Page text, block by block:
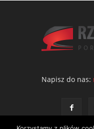
Napisz do nas: